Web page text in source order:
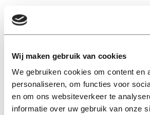
Wij maken gebruik van cookies
We gebruiken cookies om content en
personaliseren, om functies voor
en om ons websiteverkeer te
informatie over uw gebruik van onze
FSW
Nieuws